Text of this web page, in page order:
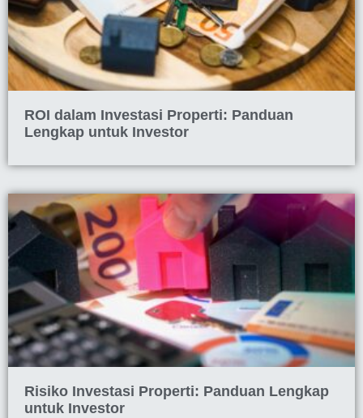
ROI dalam Investasi Properti: Panduan
Lengkap untuk Investor
Risiko Investasi Properti: Panduan Lengkap
untuk Investor